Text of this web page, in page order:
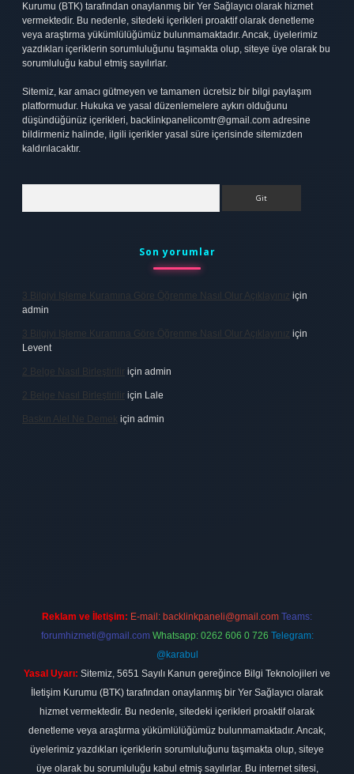
Kurumu (BTK) tarafından onaylanmış bir Yer Sağlayıcı olarak hizmet
vermektedir. Bu nedenle, sitedeki içerikleri proaktif olarak denetleme
veya araştırma yükümlülüğümüz bulunmamaktadır. Ancak, üyelerimiz
yazdıkları içeriklerin sorumluluğunu taşımakta olup, siteye üye olarak bu
sorumluluğu kabul etmiş sayılırlar.
Sitemiz, kar amacı gütmeyen ve tamamen ücretsiz bir bilgi paylaşım
platformudur. Hukuka ve yasal düzenlemelere aykırı olduğunu
düşündüğünüz içerikleri, backlinkpanelicomtr@gmail.com adresine
bildirmeniz halinde, ilgili içerikler yasal süre içerisinde sitemizden
kaldırılacaktır.
Son yorumlar
3 Bilgiyi Işleme Kuramına Göre Öğrenme Nasıl Olur Açıklayınız için
admin
3 Bilgiyi Işleme Kuramına Göre Öğrenme Nasıl Olur Açıklayınız için
Levent
2 Belge Nasıl Birleştirilir için admin
2 Belge Nasıl Birleştirilir için Lale
Baskın Alel Ne Demek için admin
Reklam ve İletişim: E-mail: backlinkpaneli@gmail.com Teams:
forumhizmeti@gmail.com Whatsapp: 0262 606 0 726 Telegram:
@karabul
Yasal Uyarı: Sitemiz, 5651 Sayılı Kanun gereğince Bilgi Teknolojileri ve
İletişim Kurumu (BTK) tarafından onaylanmış bir Yer Sağlayıcı olarak
hizmet vermektedir. Bu nedenle, sitedeki içerikleri proaktif olarak
denetleme veya araştırma yükümlülüğümüz bulunmamaktadır. Ancak,
üyelerimiz yazdıkları içeriklerin sorumluluğunu taşımakta olup, siteye
üye olarak bu sorumluluğu kabul etmiş sayılırlar. Bu internet sitesi,